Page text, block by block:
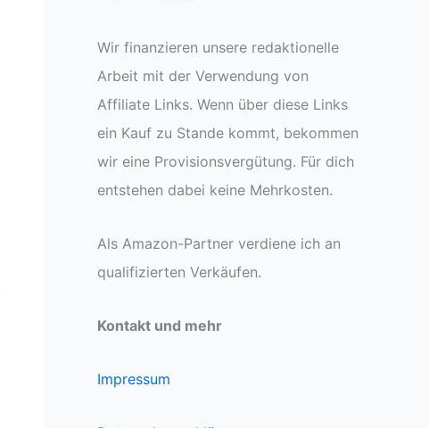
Wir finanzieren unsere redaktionelle
Arbeit mit der Verwendung von
Affiliate Links. Wenn über diese Links
ein Kauf zu Stande kommt, bekommen
wir eine Provisionsvergütung. Für dich
entstehen dabei keine Mehrkosten.
Als Amazon-Partner verdiene ich an
qualifizierten Verkäufen.
Kontakt und mehr
Impressum